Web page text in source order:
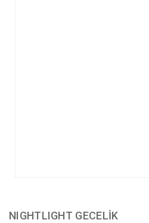
NIGHTLIGHT GECELİK